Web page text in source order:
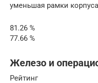
уменьшая рамки
81.26 %
77.66 %
Железо и
Рейтинг